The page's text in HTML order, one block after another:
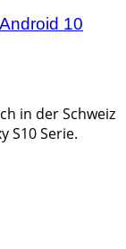
10
in der Schweiz
S10 Serie.